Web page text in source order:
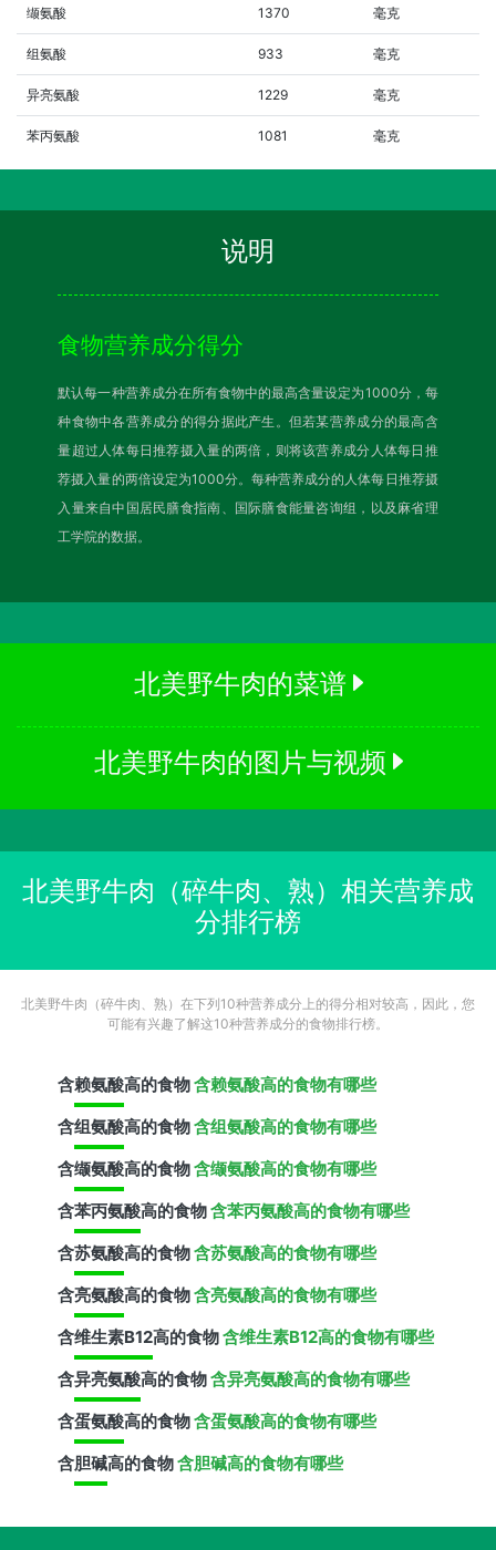
缬氨酸 1370 毫克
组氨酸 933 毫克
异亮氨酸 1229 毫克
苯丙氨酸 1081 毫克
说明
食物营养成分得分
默认每一种营养成分在所有食物中的最高含量设定为1000分，每
种食物中各营养成分的得分据此产生。但若某营养成分的最高含
量超过人体每日推荐摄入量的两倍，则将该营养成分人体每日推
荐摄入量的两倍设定为1000分。每种营养成分的人体每日推荐摄
入量来自中国居民膳食指南、国际膳食能量咨询组，以及麻省理
工学院的数据。
北美野牛肉的菜谱
北美野牛肉的图片与视频
北美野牛肉（碎牛肉、熟）相关营养成
分排行榜
北美野牛肉（碎牛肉、熟）在下列10种营养成分上的得分相对较高，因此，您
可能有兴趣了解这10种营养成分的食物排行榜。
含赖氨酸高的食物含赖氨酸高的食物有哪些
含组氨酸高的食物含组氨酸高的食物有哪些
含缬氨酸高的食物含缬氨酸高的食物有哪些
含苯丙氨酸高的食物含苯丙氨酸高的食物有哪些
含苏氨酸高的食物含苏氨酸高的食物有哪些
含亮氨酸高的食物含亮氨酸高的食物有哪些
含维生素B12高的食物含维生素B12高的食物有哪些
含异亮氨酸高的食物含异亮氨酸高的食物有哪些
含蛋氨酸高的食物含蛋氨酸高的食物有哪些
含胆碱高的食物含胆碱高的食物有哪些